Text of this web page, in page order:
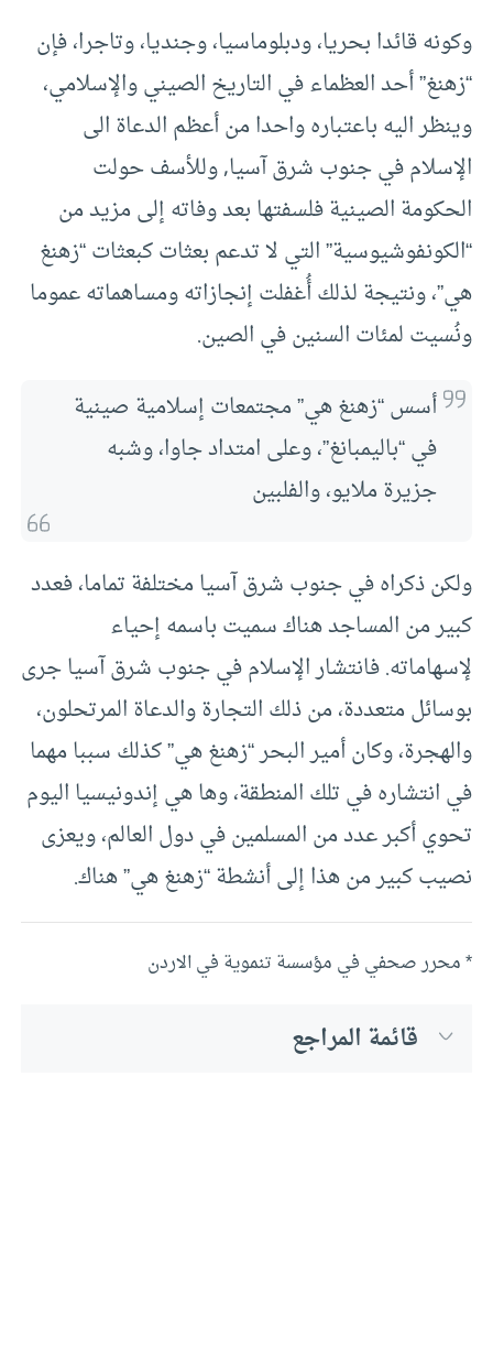
وكونه قائدا بحريا، ودبلوماسيا، وجنديا، وتاجرا، فإن
“زهنغ” أحد العظماء في التاريخ الصيني والإسلامي،
وينظر اليه باعتباره واحدا من أعظم الدعاة الى
الإسلام في جنوب شرق آسيا, وللأسف حولت
الحكومة الصينية فلسفتها بعد وفاته إلى مزيد من
“الكونفوشيوسية” التي لا تدعم بعثات كبعثات “زهنغ
هي”، ونتيجة لذلك أُغفلت إنجازاته ومساهماته عموما
ونُسيت لمئات السنين في الصين.
أسس “زهنغ هي” مجتمعات إسلامية صينية
في “باليمبانغ”، وعلى امتداد جاوا، وشبه
جزيرة ملايو، والفلبين
ولكن ذكراه في جنوب شرق آسيا مختلفة تماما، فعدد
كبير من المساجد هناك سميت باسمه إحياء
لإسهاماته. فانتشار الإسلام في جنوب شرق آسيا جرى
بوسائل متعددة، من ذلك التجارة والدعاة المرتحلون،
والهجرة، وكان أمير البحر “زهنغ هي” كذلك سببا مهما
في انتشاره في تلك المنطقة، وها هي إندونيسيا اليوم
تحوي أكبر عدد من المسلمين في دول العالم، ويعزى
نصيب كبير من هذا إلى أنشطة “زهنغ هي” هناك.
* محرر صحفي في مؤسسة تنموية في الاردن
قائمة المراجع